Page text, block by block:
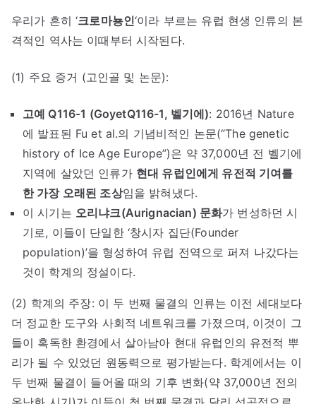
우리가 흔히 ‘크로마뇽인‘이라 부르는 유럽 현생 인류의 본
격적인 역사는 이때부터 시작된다.
(1) 주요 증거 (고인골 및 논문):
고예 Q116-1 (GoyetQ116-1, 벨기에): 2016년 Nature
에 발표된 Fu et al.의 기념비적인 논문(“The genetic
history of Ice Age Europe”)은 약 37,000년 전 벨기에
지역에 살았던 인류가 현대 유럽인에게 유전적 기여를
한 가장 오래된 조상임을 밝혀냈다.
이 시기는 오리냐크(Aurignacian) 문화가 번성하던 시
기로, 이들이 단일한 ‘창시자 집단(Founder
population)’을 형성하여 유럽 전역으로 퍼져 나갔다는
것이 학계의 정설이다.
(2) 학계의 주장: 이 두 번째 물결의 인류는 이전 세대보다
더 정교한 도구와 사회적 네트워크를 가졌으며, 이것이 그
들이 혹독한 환경에서 살아남아 현대 유럽인의 유전적 뿌
리가 될 수 있었던 원동력으로 평가받는다. 학계에서는 이
두 번째 물결이 들어올 때의 기후 변화(약 37,000년 전의